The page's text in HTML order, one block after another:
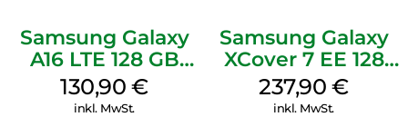
Samsung Galaxy
A16 LTE 128 GB
Black
130,90€
inkl. MwSt.
Samsung Galaxy
XCover 7 EE 128
GB Black
237,90€
inkl. MwSt.